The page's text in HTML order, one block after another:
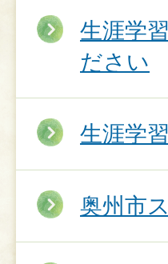
生涯学
ださい
生涯学
奥州市